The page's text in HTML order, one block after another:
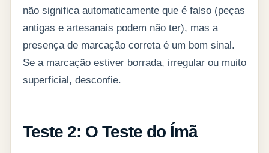
não significa automaticamente que é falso (peças
antigas e artesanais podem não ter), mas a
presença de marcação correta é um bom sinal.
Se a marcação estiver borrada, irregular ou muito
superficial, desconfie.
Teste 2: O Teste do Ímã